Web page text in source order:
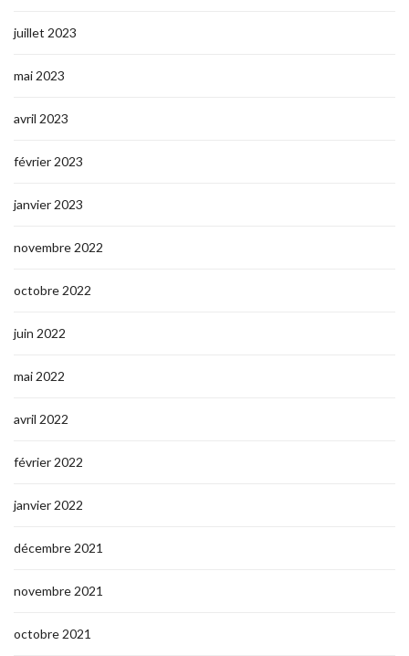
juillet 2023
mai 2023
avril 2023
février 2023
janvier 2023
novembre 2022
octobre 2022
juin 2022
mai 2022
avril 2022
février 2022
janvier 2022
décembre 2021
novembre 2021
octobre 2021